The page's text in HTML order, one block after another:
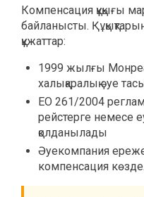
Компенсация құқығы
байланысты.
құжаттар:
1999 жылғы
халықаралық әуе
ЕО 261/2004
рейстерге немесе
қолданылады
Әуекомпания
компенсация